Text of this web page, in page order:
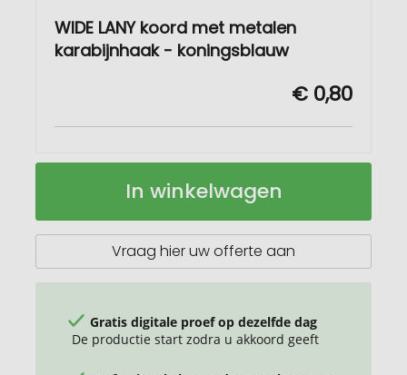
WIDE LANY koord met metalen
karabijnhaak - koningsblauw
€ 0,80
WIDE
met
karabijnhaak
Op
In winkelwagen
Vraag hier uw offerte aan
Gratis digitale proef op dezelfde dag
De productie start zodra u akkoord geeft